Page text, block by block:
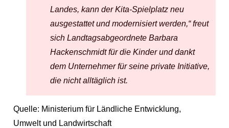
Landes, kann der Kita-Spielplatz neu
ausgestattet und modernisiert werden,“ freut
sich Landtagsabgeordnete Barbara
Hackenschmidt für die Kinder und dankt
dem Unternehmer für seine private Initiative,
die nicht alltäglich ist.
Quelle: Ministerium für Ländliche Entwicklung,
Umwelt und Landwirtschaft